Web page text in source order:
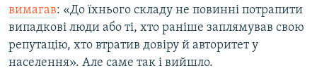
вимагав: «До їхнього складу не повинні потрапити
випадкові люди або ті, хто раніше заплямував свою
репутацію, хто втратив довіру й авторитет у
населення». Але саме так і вийшло.